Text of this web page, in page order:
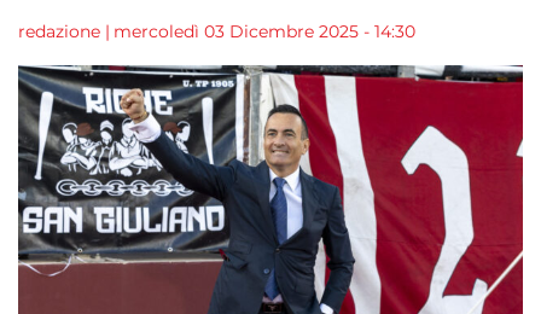
redazione | mercoledì 03 Dicembre 2025 - 14:30